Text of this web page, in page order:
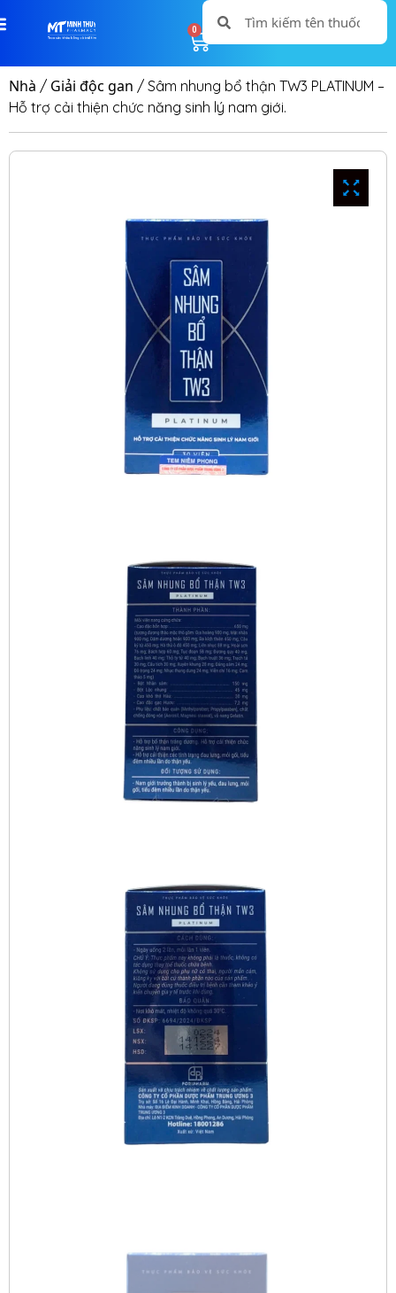
0 0
Nhà / Giải độc gan / Sâm nhung bổ thận TW3 PLATINUM –
Hỗ trợ cải thiện chức năng sinh lý nam giới.